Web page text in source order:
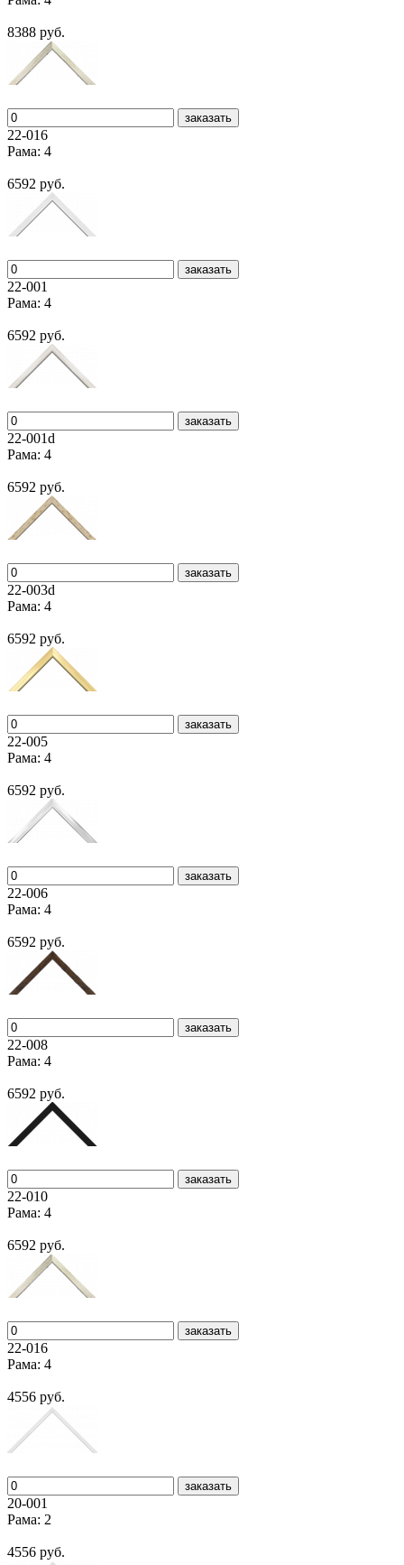
8388 руб.
заказать
22-016
Рама: 4
6592 руб.
заказать
22-001
Рама: 4
6592 руб.
заказать
22-001d
Рама: 4
6592 руб.
заказать
22-003d
Рама: 4
6592 руб.
заказать
22-005
Рама: 4
6592 руб.
заказать
22-006
Рама: 4
6592 руб.
заказать
22-008
Рама: 4
6592 руб.
заказать
22-010
Рама: 4
6592 руб.
заказать
22-016
Рама: 4
4556 руб.
заказать
20-001
Рама: 2
4556 руб.